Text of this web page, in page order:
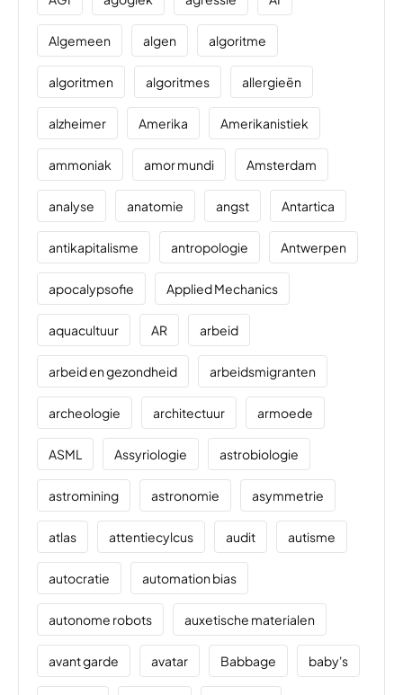
Algemeen algen algoritme
algoritmen algoritmes allergieën
alzheimer Amerika Amerikanistiek
ammoniak amor mundi Amsterdam
analyse anatomie angst Antartica
antikapitalisme antropologie Antwerpen
apocalypsofie Applied Mechanics
aquacultuur AR arbeid
arbeid en gezondheid arbeidsmigranten
archeologie architectuur armoede
ASML Assyriologie astrobiologie
astromining astronomie asymmetrie
atlas attentiecylcus audit autisme
autocratie automation bias
autonome robots auxetische materialen
avant garde avatar Babbage baby's